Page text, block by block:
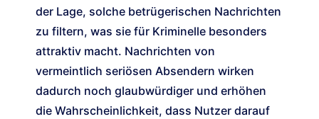
der Lage, solche betrügerischen Nachrichten
zu filtern, was sie für Kriminelle besonders
attraktiv macht. Nachrichten von
vermeintlich seriösen Absendern wirken
dadurch noch glaubwürdiger und erhöhen
die Wahrscheinlichkeit, dass Nutzer darauf